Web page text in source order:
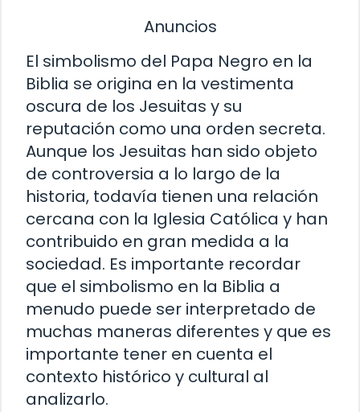
Anuncios
El simbolismo del Papa Negro en la
Biblia se origina en la vestimenta
oscura de los Jesuitas y su
reputación como una orden secreta.
Aunque los Jesuitas han sido objeto
de controversia a lo largo de la
historia, todavía tienen una relación
cercana con la Iglesia Católica y han
contribuido en gran medida a la
sociedad. Es importante recordar
que el simbolismo en la Biblia a
menudo puede ser interpretado de
muchas maneras diferentes y que es
importante tener en cuenta el
contexto histórico y cultural al
analizarlo.